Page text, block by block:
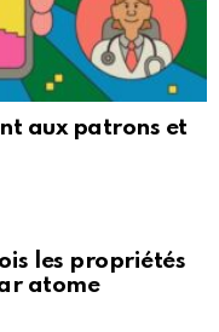
aux patrons et
les propriétés
atome